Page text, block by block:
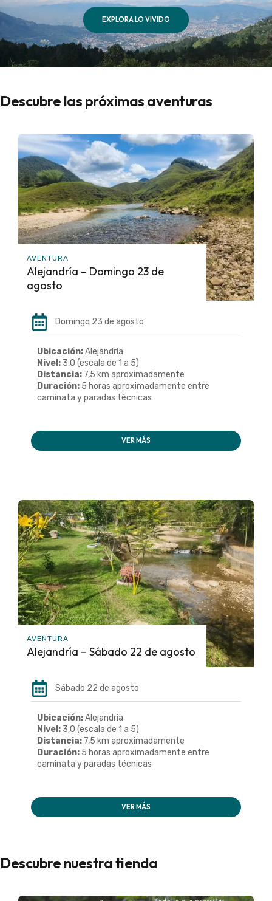
EXPLORA LO VIVIDO
Descubre las próximas aventuras
AVENTURA
Alejandría – Domingo 23 de
agosto
Domingo 23 de agosto
Ubicación:Alejandría
Nivel: 3,0 (escala de 1 a 5)
Distancia: 7,5 km aproximadamente
Duración: 5 horas aproximadamente entre
caminata y paradas técnicas
VER MÁS
AVENTURA
Alejandría – Sábado 22 de agosto
Sábado 22 de agosto
Ubicación:Alejandría
Nivel: 3,0 (escala de 1 a 5)
Distancia: 7,5 km aproximadamente
Duración: 5 horas aproximadamente entre
caminata y paradas técnicas
VER MÁS
Descubre nuestra tienda